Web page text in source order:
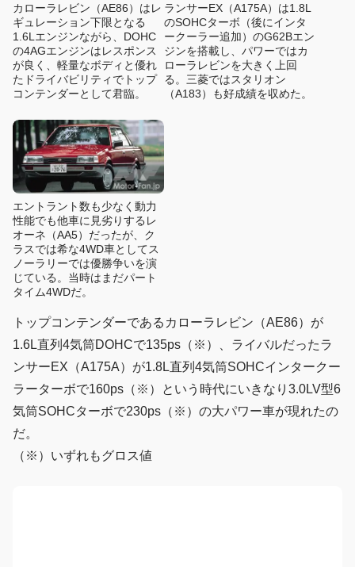
カローラレビン（AE86）はレ
ギュレーション下限となる
1.6Lエンジンながら、DOHC
の4AGエンジンはレスポンス
が良く、軽量なボディと優れ
たドライバビリティでトップ
コンテンダーとして君臨。
ランサーEX（A175A）は1.8L
のSOHCターボ（後にインタ
ークーラー追加）のG62Bエン
ジンを搭載し、パワーではカ
ローラレビンを大きく上回
る。三菱ではスタリオン
（A183）も好成績を収めた。
エントラント数も少なく動力
性能でも他車に見劣りするレ
オーネ（AA5）だったが、ク
ラスでは希な4WD車としてス
ノーラリーでは優勝争いを演
じている。当時はまだパート
タイム4WDだ。
トップコンテンダーであるカローラレビン（AE86）が
1.6L直列4気筒DOHCで135ps（※）、ライバルだったラ
ンサーEX（A175A）が1.8L直列4気筒SOHCインタークー
ラーターボで160ps（※）という時代にいきなり3.0LV型6
気筒SOHCターボで230ps（※）の大パワー車が現れたの
だ。
（※）いずれもグロス値